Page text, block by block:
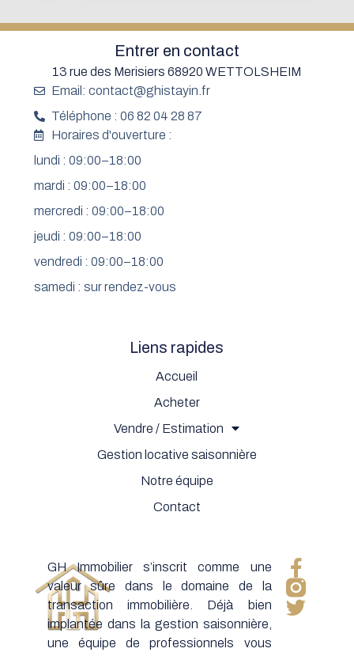
GH Immobilier s’inscrit comme une
valeur sûre dans le domaine de la
transaction immobilière. Déjà bien
implantée dans la gestion saisonnière,
une équipe de professionnels vous
Liens rapides
Accueil
Acheter
Vendre / Estimation
Gestion locative saisonnière
Notre équipe
Contact
Entrer en contact
13 rue des Merisiers 68920 WETTOLSHEIM
Email: contact@ghistayin.fr
Téléphone : 06 82 04 28 87
Horaires d'ouverture :
lundi : 09:00–18:00
mardi : 09:00–18:00
mercredi : 09:00–18:00
jeudi : 09:00–18:00
vendredi : 09:00–18:00
samedi : sur rendez-vous